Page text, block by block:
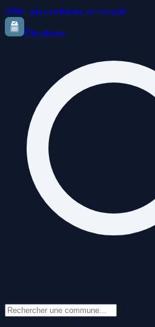
Aller au contenu principal
Elections